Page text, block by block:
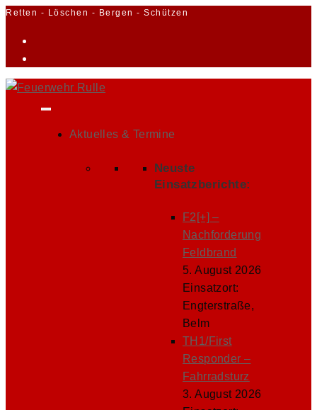
Zum
Retten - Löschen - Bergen - Schützen
Aktuelles & Termine
Neuste
Einsatzberichte:
F2[+] –
Nachforderung
Feldbrand
5. August 2026
Einsatzort:
Engterstraße,
Belm
TH1/First
Responder –
Fahrradsturz
3. August 2026